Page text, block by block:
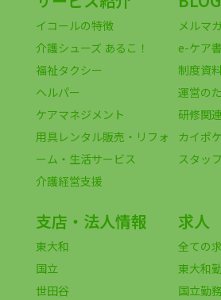
イコールの特徴
介護シューズ あるこ！
福祉タクシー
ヘルパー
ケアマネジメント
用具レンタル販売・リフォ
ーム・生活サービス
介護経営支援
メルマ
e-ケア
制度資
運営の
研修関連
カイポケ
スタッ
支店・法人情報
東大和
国立
世田谷
求人
全ての
東大和
国立勤務